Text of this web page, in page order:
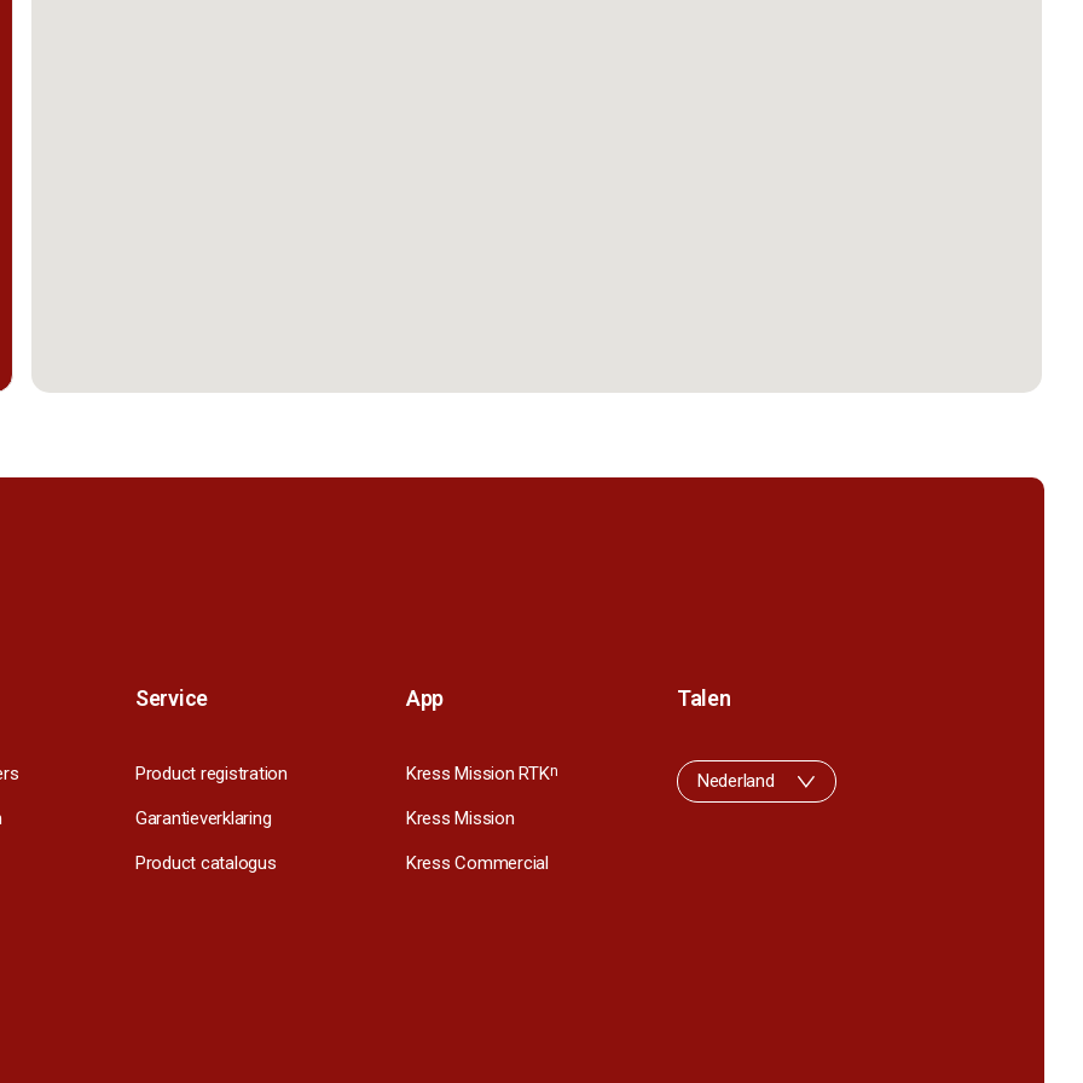
Service
Product registration
Garantieverklaring
Product catalogus
App
Kress Mission RTKn
Kress Mission
Kress Commercial
Talen
Nederland